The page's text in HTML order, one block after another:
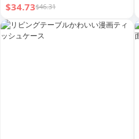
$34.73$46.31